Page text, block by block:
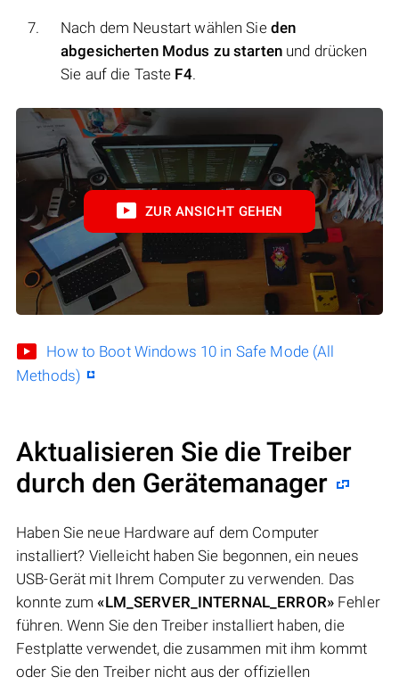
Nach dem Neustart wählen Sie den
abgesicherten Modus zu starten und drücken
Sie auf die Taste F4.
ZUR ANSICHT GEHEN
How to Boot Windows 10 in Safe Mode (All
Methods)
Aktualisieren Sie die Treiber
durch den Gerätemanager
Haben Sie neue Hardware auf dem Computer
installiert? Vielleicht haben Sie begonnen, ein neues
USB-Gerät mit Ihrem Computer zu verwenden. Das
konnte zum«LM_SERVER_INTERNAL_ERROR»Fehler
führen. Wenn Sie den Treiber installiert haben, die
Festplatte verwendet, die zusammen mit ihm kommt
oder Sie den Treiber nicht aus der offiziellen